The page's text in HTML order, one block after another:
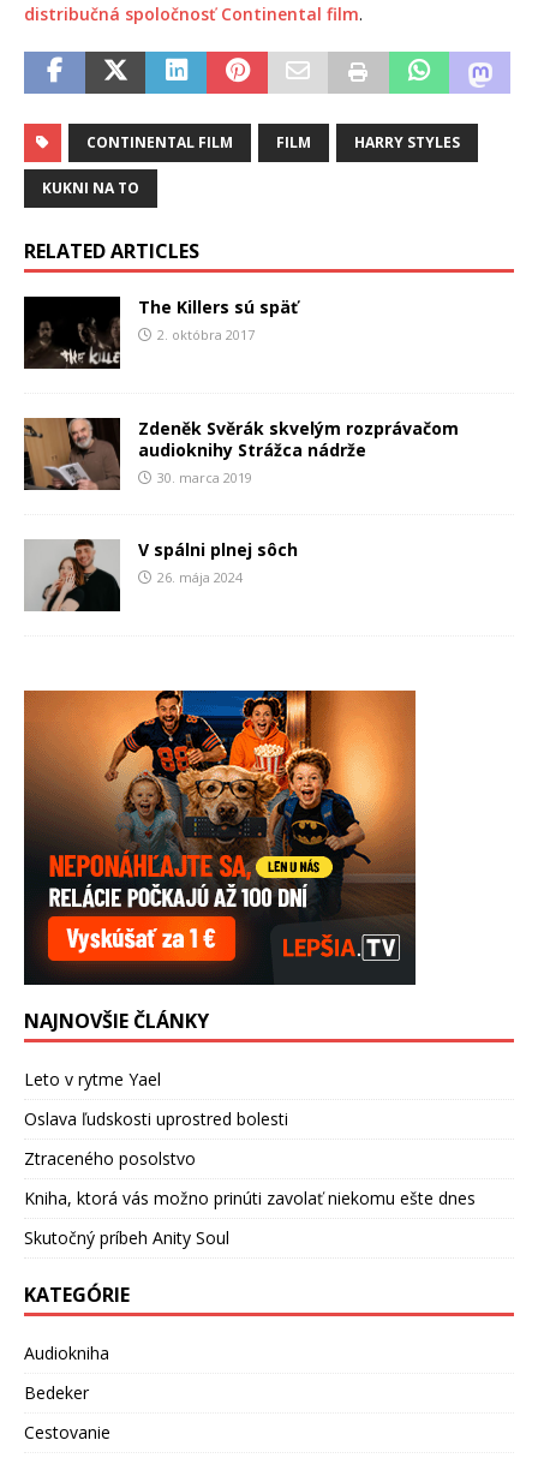
distribučná spoločnosť Continental film.
CONTINENTAL FILM FILM HARRY STYLES
KUKNI NA TO
RELATED ARTICLES
The Killers sú späť
2. októbra 2017
Zdeněk Svěrák skvelým rozprávačom
audioknihy Strážca nádrže
30. marca 2019
V spálni plnej sôch
26. mája 2024
NAJNOVŠIE ČLÁNKY
Leto v rytme Yael
Oslava ľudskosti uprostred bolesti
Ztraceného posolstvo
Kniha, ktorá vás možno prinúti zavolať niekomu ešte dnes
Skutočný príbeh Anity Soul
KATEGÓRIE
Audiokniha
Bedeker
Cestovanie